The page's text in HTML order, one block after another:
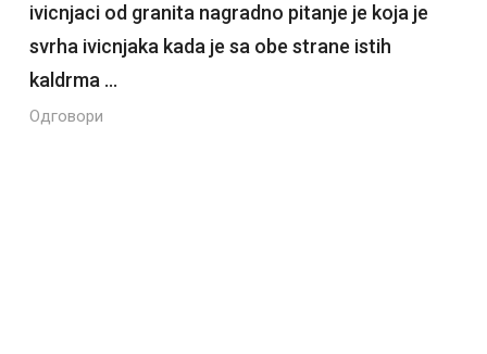
ivicnjaci od granita nagradno pitanje je koja je
svrha ivicnjaka kada je sa obe strane istih
kaldrma …
Одговори